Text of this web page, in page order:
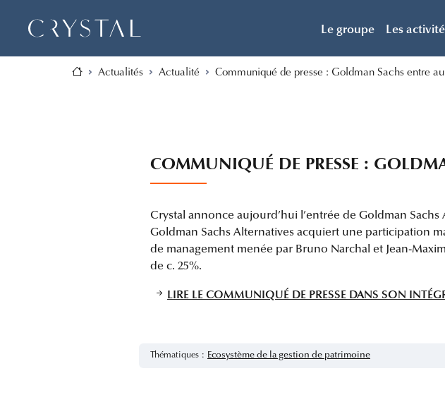
Le groupe Les
Actualités Actualité Communiqué de presse : Goldman Sachs entre
COMMUNIQUÉ DE PRESSE :
Crystal annonce aujourd’hui l’entrée de Goldman
Goldman Sachs Alternatives acquiert une participation
de management menée par Bruno Narchal et Jean-
de c. 25%.
LIRE LE COMMUNIQUÉ DE PRESSE DANS SON
Thématiques : Ecosystème de la gestion de patrimoine